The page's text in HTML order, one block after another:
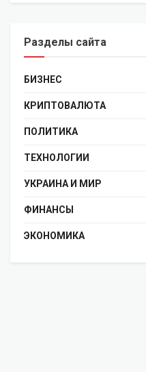
Разделы сайта
БИЗНЕС
КРИПТОВАЛЮТА
ПОЛИТИКА
ТЕХНОЛОГИИ
УКРАИНА И МИР
ФИНАНСЫ
ЭКОНОМИКА